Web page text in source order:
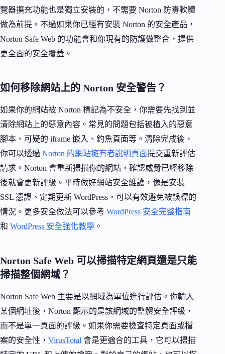
覽器擴充功能也是獨立安裝的，不需要 Norton 防毒軟體
做為前提。不過如果你已經有安裝 Norton 的安全產品，
Norton Safe Web 的功能會和你現有的防護做整合，提供
更全面的安全覆蓋。
如何移除網站上的 Norton 安全警告？
如果你的網站被 Norton 標記為不安全，你需要先找到並
清除網站上的惡意內容。常見的問題包括被植入的惡意
腳本、可疑的 iframe 嵌入、釣魚頁面等。清除完成後，
你可以透過 Norton 的網站擁有者說明頁面提交重新評估
請求。Norton 會重新掃描你的網站，確認威脅已經移除
後就會更新評級。平時做好網站安全維護，像是安裝
SSL 憑證、定期更新 WordPress，可以有效避免被誤標的
情況。更多安全做法可以參考 WordPress 安全完整指南
和 WordPress 安全強化教學 。
Norton Safe Web 可以掃描特定網頁還是只能
掃描整個網域？
Norton Safe Web 主要是以網域為單位進行評估。你輸入
某個網址後，Norton 顯示的是該網域的整體安全評級，
而不是單一頁面的評級。如果你需要檢查特定頁面或檔
案的安全性， VirusTotal 會是更適合的工具，它可以掃描